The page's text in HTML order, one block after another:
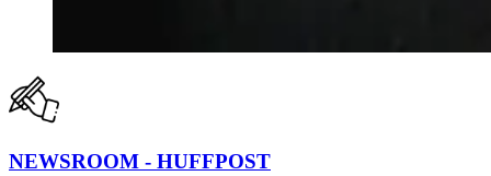
NEWSROOM - HUFFPOST